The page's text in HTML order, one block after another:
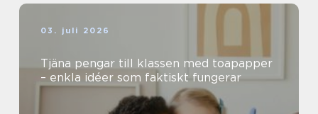
03. juli 2026
Tjäna pengar till klassen med toapapper
– enkla idéer som faktiskt fungerar